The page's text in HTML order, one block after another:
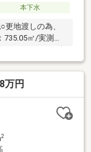
本下水
地渡しの為、
㎡/実測面
す。※電気・下
が大切です。図
お客様にはぜひ
んでいただく
ます。
万円
2